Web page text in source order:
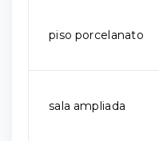
piso porcelanato
sala ampliada